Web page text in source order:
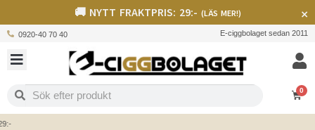
🚚 NYTT FRAKTPRIS: 29:- (LÄS MER!) ×
0920-40 70 40 E-ciggbolaget sedan 2011
0